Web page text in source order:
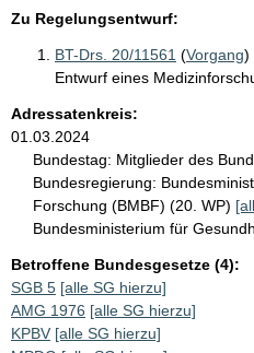
Zu Regelungsentwurf:
BT-Drs. 20/11561 (Vorgang)
Entwurf eines
Adressatenkreis:
01.03.2024
Bundestag: Mitglieder des
Bundesregierung:
Forschung (BMBF) (20. WP)
Bundesministerium für
Betroffene Bundesgesetze (4):
SGB 5 [alle SG hierzu]
AMG 1976 [alle SG hierzu]
KPBV [alle SG hierzu]